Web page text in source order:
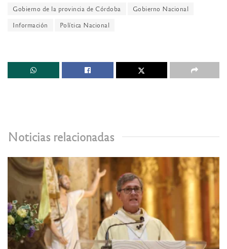
Gobierno de la provincia de Córdoba
Gobierno Nacional
Información
Política Nacional
Noticias relacionadas